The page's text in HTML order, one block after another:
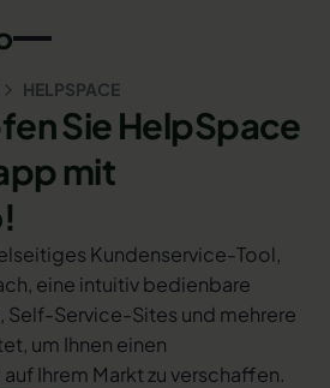
HELPSPACE
Sie HelpSpace
mit
Kundenservice-Tool,
eine intuitiv bedienbare
Self-Service-Sites und mehrere
um Ihnen einen
Ihrem Markt zu verschaffen.